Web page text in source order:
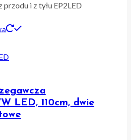
i z tyłu EP2LED
LED, 110cm, dwie